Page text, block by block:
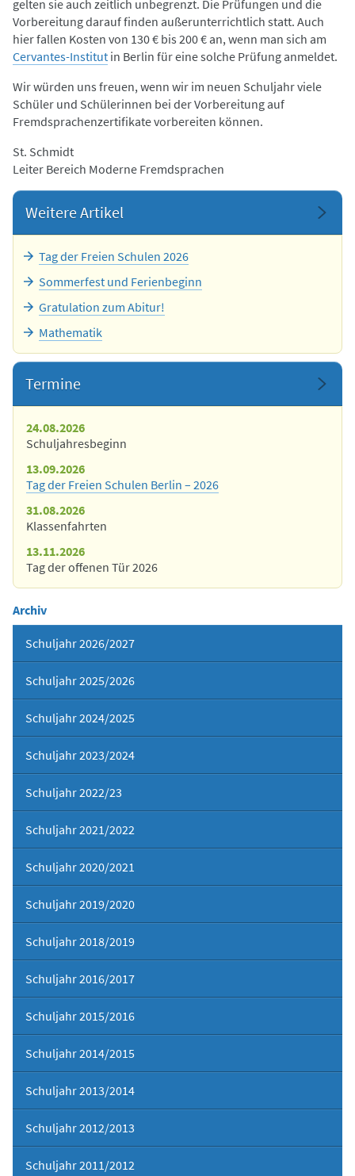
gelten sie auch zeitlich unbegrenzt. Die Prüfungen und die
Vorbereitung darauf finden außerunterrichtlich statt. Auch
hier fallen Kosten von 130 € bis 200 € an, wenn man sich am
Cervantes-Institut in Berlin für eine solche Prüfung anmeldet.
Wir würden uns freuen, wenn wir im neuen Schuljahr viele
Schüler und Schülerinnen bei der Vorbereitung auf
Fremdsprachenzertifikate vorbereiten können.
St. Schmidt
Leiter Bereich Moderne Fremdsprachen
Weitere Artikel
Tag der Freien Schulen 2026
Sommerfest und Ferienbeginn
Gratulation zum Abitur!
Mathematik
Termine
24.08.2026
Schuljahresbeginn
13.09.2026
Tag der Freien Schulen Berlin – 2026
31.08.2026
Klassenfahrten
13.11.2026
Tag der offenen Tür 2026
Archiv
Schuljahr 2026/2027
Schuljahr 2025/2026
Schuljahr 2024/2025
Schuljahr 2023/2024
Schuljahr 2022/23
Schuljahr 2021/2022
Schuljahr 2020/2021
Schuljahr 2019/2020
Schuljahr 2018/2019
Schuljahr 2016/2017
Schuljahr 2015/2016
Schuljahr 2014/2015
Schuljahr 2013/2014
Schuljahr 2012/2013
Schuljahr 2011/2012